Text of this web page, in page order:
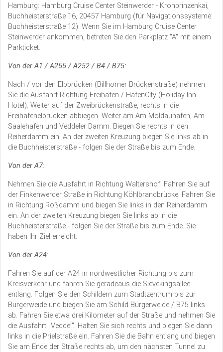
Hamburg: Hamburg Cruise Center Steinwerder - Kronprinzenkai,
Buchheisterstraße 16, 20457 Hamburg (für Navigationssysteme:
Buchheisterstraße 12). Wenn Sie im Hamburg Cruise Center
Steinwerder ankommen, betreten Sie den Parkplatz "A" mit einem
Parkticket.
Von der A1 / A255 / A252 / B4 / B75:
Nach / vor den Elbbrücken (Billhorner Brückenstraße) nehmen
Sie die Ausfahrt Richtung Freihafen / HafenCity (Holiday Inn
Hotel). Weiter auf der Zweibrückenstraße, rechts in die
Freihafenelbrücken abbiegen. Weiter am Am Moldauhafen, Am
Saalehafen und Veddeler Damm. Biegen Sie rechts in den
Reiherdamm ein. An der zweiten Kreuzung biegen Sie links ab in
die Buchheisterstraße - folgen Sie der Straße bis zum Ende.
Von der A7:
Nehmen Sie die Ausfahrt in Richtung Waltershof. Fahren Sie auf
der Finkenwerder Straße in Richtung Köhlbrandbrücke. Fahren Sie
in Richtung Roßdamm und biegen Sie links in den Reiherdamm
ein. An der zweiten Kreuzung biegen Sie links ab in die
Buchheisterstraße - folgen Sie der Straße bis zum Ende. Sie
haben Ihr Ziel erreicht.
Von der A24:
Fahren Sie auf der A24 in nordwestlicher Richtung bis zum
Kreisverkehr und fahren Sie geradeaus die Sievekingsallee
entlang. Folgen Sie den Schildern zum Stadtzentrum bis zur
Bürgerweide und biegen Sie am Schild Bürgerweide / B75 links
ab. Fahren Sie etwa drei Kilometer auf der Straße und nehmen Sie
die Ausfahrt "Veddel". Halten Sie sich rechts und biegen Sie dann
links in die Prielstraße ein. Fahren Sie die Bahn entlang und biegen
Sie am Ende der Straße rechts ab, um den nächsten Tunnel zu